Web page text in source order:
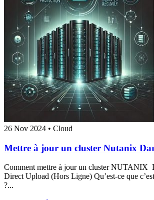
26 Nov 2024 • Cloud
Mettre à jour un cluster Nutanix
Comment mettre à jour un cluster NUTANIX
Direct Upload (Hors Ligne) Qu’est-ce que
?...